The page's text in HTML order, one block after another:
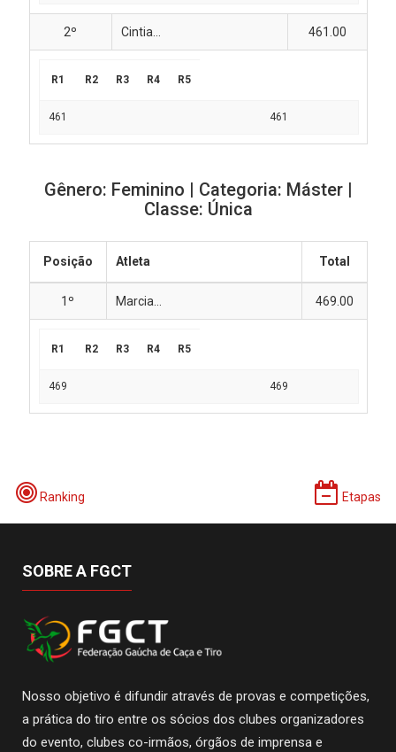
2º Cintia... 461.00
R1 R2 R3 R4 R5
461 461
Gênero: Feminino | Categoria: Máster |
Classe: Única
Posição Atleta Total
1º Marcia... 469.00
R1 R2 R3 R4 R5
469 469
Ranking Etapas
SOBRE A FGCT
Nosso objetivo é difundir através de provas e competições,
a prática do tiro entre os sócios dos clubes organizadores
do evento, clubes co-irmãos, órgãos de imprensa e